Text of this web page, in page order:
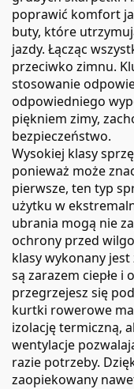
poprawić komfort
buty, które
jazdy. Łącząc
przeciwko zimnu.
stosowanie
odpowiedniego
piękniem zimy,
bezpieczeństwo.
Wysokiej klasy
ponieważ może
pierwsze, ten typ
użytku w
ubrania mogą nie
ochrony przed
klasy wykonany
są zarazem ciepłe i
przegrzejesz się
kurtki rowerowe
izolację termiczną,
wentylacje
razie potrzeby.
zaopiekowany